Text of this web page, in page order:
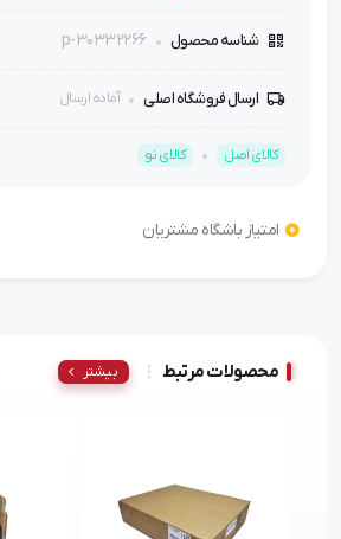
شناسه محصول p-30332266
ارسال فروشگاه اصلی آماده ارسال
کالای اصل کالای نو
امتیاز باشگاه مشتریان
محصولات مرتبط بیشتر